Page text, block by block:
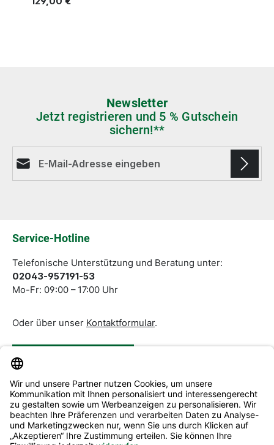
Newsletter
Jetzt registrieren und 5 % Gutschein
sichern!**
Service-Hotline
Telefonische Unterstützung und Beratung unter:
02043-957191-53
Mo-Fr: 09:00 – 17:00 Uhr
Oder über unser Kontaktformular.
Service & Beratung
Informationen